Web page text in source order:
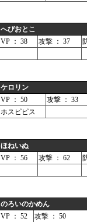
へびおとこ
VP ： 38
攻撃 ： 37
ケロリン
VP ： 50
攻撃 ： 33
ホスピピス
ほねいぬ
VP ： 56
攻撃 ： 62
のろいのかめん
VP ： 52
攻撃 ： 50